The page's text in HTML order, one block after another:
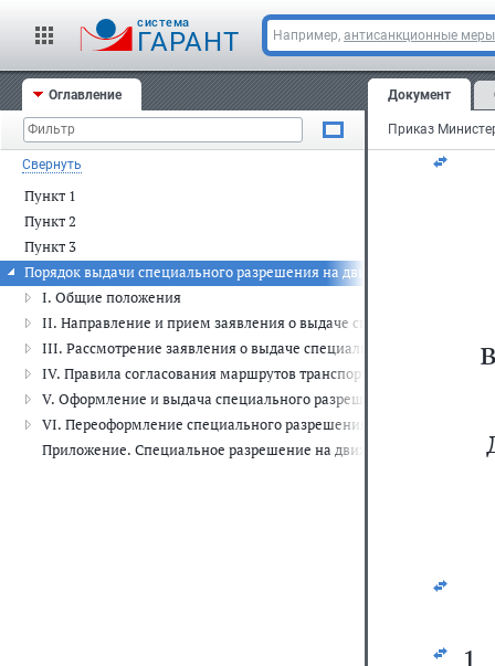
cистема
ГАРАНТ Например, антисанкционные меры
Оглавление
Свернуть
Пункт 1
Пункт 2
Пункт 3
Порядок выдачи специального разрешения на движение по
I. Общие положения
II. Направление и прием заявления о выдаче специального
III. Рассмотрение заявления о выдаче специального разрешения
IV. Правила согласования маршрутов транспортных средств,
V. Оформление и выдача специального разрешения
VI. Переоформление специального разрешения
Приложение. Специальное разрешение на движение по
Документ